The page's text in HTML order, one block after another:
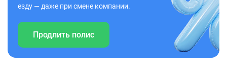
езду — даже при смене компании.
Продлить полис